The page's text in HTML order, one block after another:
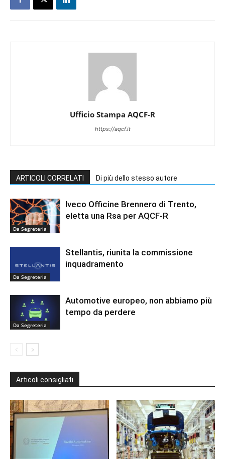
Ufficio Stampa AQCF-R
https://aqcf.it
ARTICOLI CORRELATI Di più dello stesso autore
Da Segreteria
Iveco Officine Brennero di Trento,
eletta una Rsa per AQCF-R
Da Segreteria
Stellantis, riunita la commissione
inquadramento
Da Segreteria
Automotive europeo, non abbiamo più
tempo da perdere
Articoli consigliati